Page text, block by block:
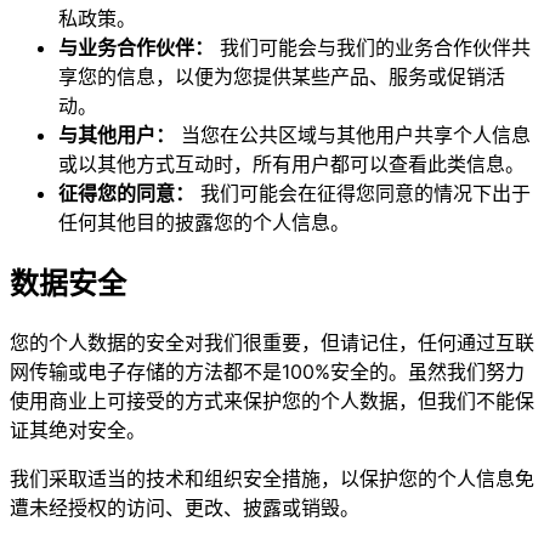
私政策。
与业务合作伙伴：
我们可能会与我们的业务合作伙伴共
享您的信息，以便为您提供某些产品、服务或促销活
动。
与其他用户：
当您在公共区域与其他用户共享个人信息
或以其他方式互动时，所有用户都可以查看此类信息。
征得您的同意：
我们可能会在征得您同意的情况下出于
任何其他目的披露您的个人信息。
数据安全
您的个人数据的安全对我们很重要，但请记住，任何通过互联
网传输或电子存储的方法都不是100%安全的。虽然我们努力
使用商业上可接受的方式来保护您的个人数据，但我们不能保
证其绝对安全。
我们采取适当的技术和组织安全措施，以保护您的个人信息免
遭未经授权的访问、更改、披露或销毁。